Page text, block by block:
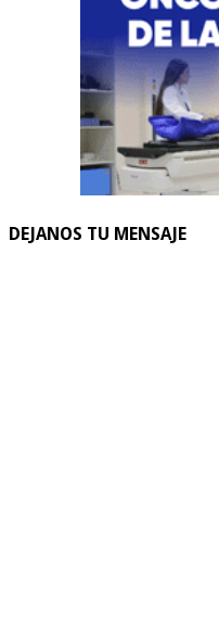
DEJANOS TU MENSAJE